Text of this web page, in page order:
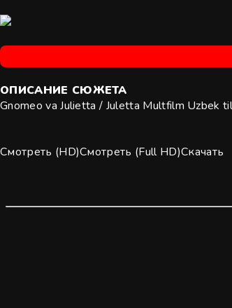
ОПИСАНИЕ СЮЖЕТА
Gnomeo va Julietta / Juletta Multfilm Uzbek
Смотреть (HD)Смотреть (Full HD)Скачать